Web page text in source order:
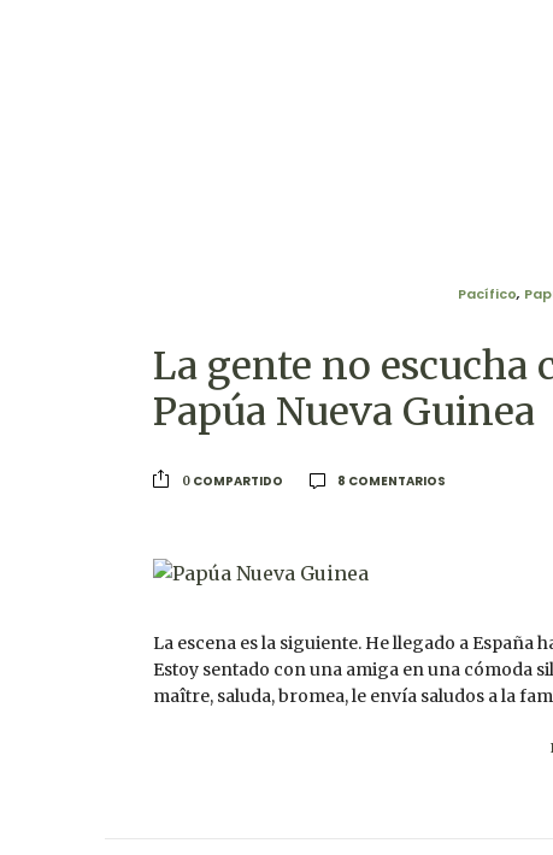
Pacífico,
La gente no escucha
Papúa Nueva Guinea
0 COMPARTIDO 8 COMENTARIOS
La escena es la siguiente. He llegado a España
Estoy sentado con una amiga en una cómoda
maître, saluda, bromea, le envía saludos a la